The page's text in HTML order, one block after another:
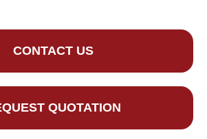
CONTACT US
QUOTATION